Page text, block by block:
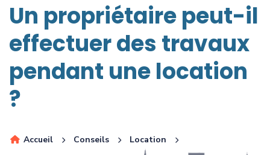
Un propriétaire peut-il
effectuer des travaux
pendant une location
?
Accueil Conseils Location